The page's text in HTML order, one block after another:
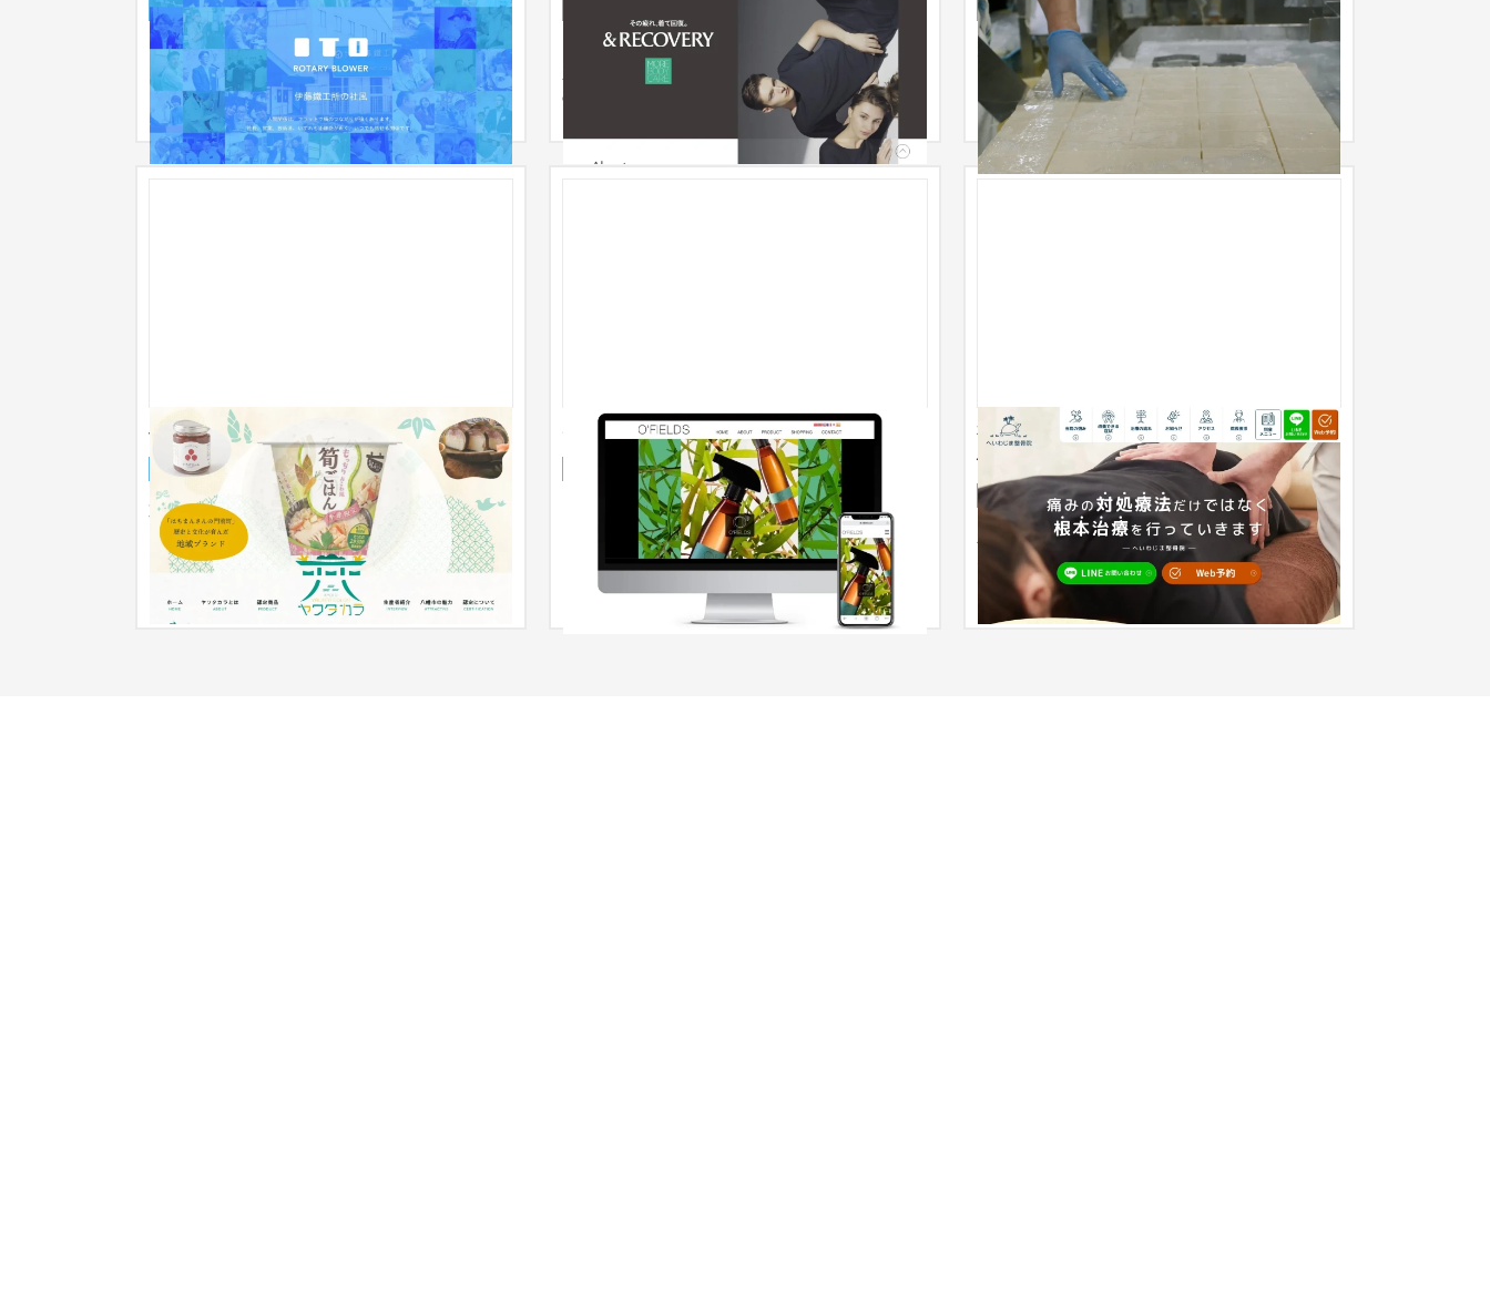
ブランドサイト 製造業
2021年8月発売の「&RECOVERY」は、結構を促す
新世代素材アースメディカルを採用したワコール初
のリカバリーウェア。コンセプトメ...
ブランドサイト
大豆乃館 | 栃木県宇都宮市の手作り豆腐店
やわたブランド『ヤワタカラ』
ブランドサイト NPO・官公庁 51〜100万円
京都府八幡市の地域ブランド「ヤワタカラ」のブラ
ンドサイトを制作いたしました
O'FIELDS - ブランドサイト
ブランドサイト 化粧品 31〜50万円
ドップページは動画で実装し、管理画面は誰でもペ
ージを更新できるよう設計しました。
整骨院 店舗サイト【WordPressにて制
作】
ブランドサイト 整体・整骨院 51〜100万円
新規開店の整骨院のホームページ制作。 新しい店舗
なので、まずは地域の人々にわかりやすく情報を伝
えることを重要視し、お店の...